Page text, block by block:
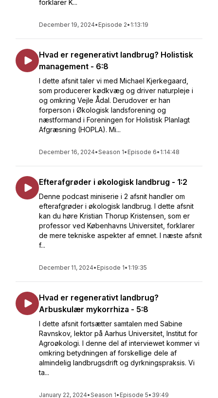
forklarer K...
December 19, 2024• Episode 2• 1:13:19
Hvad er regenerativt landbrug? Holistisk
management - 6:8
I dette afsnit taler vi med Michael Kjerkegaard,
som producerer kødkvæg og driver naturpleje i
og omkring Vejle Ådal. Derudover er han
forperson i Økologisk landsforening og
næstformand i Foreningen for Holistisk Planlagt
Afgræsning (HOPLA). Mi...
December 16, 2024•Season 1• Episode 6• 1:14:48
Efterafgrøder i økologisk landbrug - 1:2
Denne podcast miniserie i 2 afsnit handler om
efterafgrøder i økologisk landbrug. I dette afsnit
kan du høre Kristian Thorup Kristensen, som er
professor ved Københavns Universitet, forklarer
de mere tekniske aspekter af emnet. I næste afsnit
f...
December 11, 2024• Episode 1• 1:19:35
Hvad er regenerativt landbrug?
Arbuskulær mykorrhiza - 5:8
I dette afsnit fortsætter samtalen med Sabine
Ravnskov, lektor på Aarhus Universitet, Institut for
Agroøkologi. I denne del af interviewet kommer vi
omkring betydningen af forskellige dele af
almindelig landbrugsdrift og dyrkningspraksis. Vi
ta...
January 22, 2024•Season 1• Episode 5• 39:49